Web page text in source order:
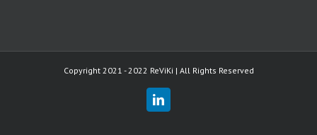
Copyright 2021 - 2022 ReViKi | All Rights Reserved
LinkedIn